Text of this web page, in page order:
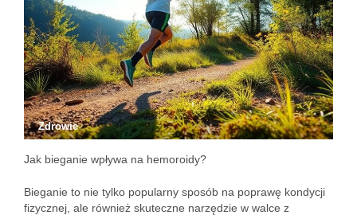
Zdrowie
Jak bieganie wpływa na hemoroidy?
Bieganie to nie tylko popularny sposób na poprawę kondycji
fizycznej, ale również skuteczne narzędzie w walce z